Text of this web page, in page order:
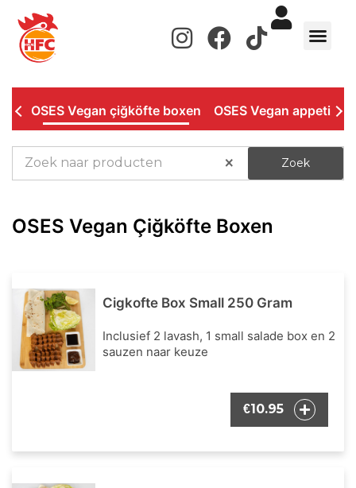
inhoud
OSES Vegan çiğköfte boxen OSES Vegan appetizers
× Zoek
OSES Vegan Çiğköfte Boxen
Cigkofte Box Small 250 Gram
Inclusief 2 lavash, 1 small salade box en 2
sauzen naar keuze
€10.95